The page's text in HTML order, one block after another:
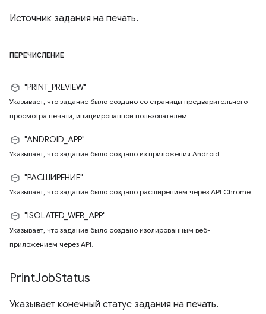
Источник задания на печать.
ПЕРЕЧИСЛЕНИЕ
"PRINT_PREVIEW"
Указывает, что задание было создано со страницы предварительного
просмотра печати, инициированной пользователем.
"ANDROID_APP"
Указывает, что задание было создано из приложения Android.
"РАСШИРЕНИЕ"
Указывает, что задание было создано расширением через API Chrome.
"ISOLATED_WEB_APP"
Указывает, что задание было создано изолированным веб-
приложением через API.
PrintJobStatus
Указывает конечный статус задания на печать.